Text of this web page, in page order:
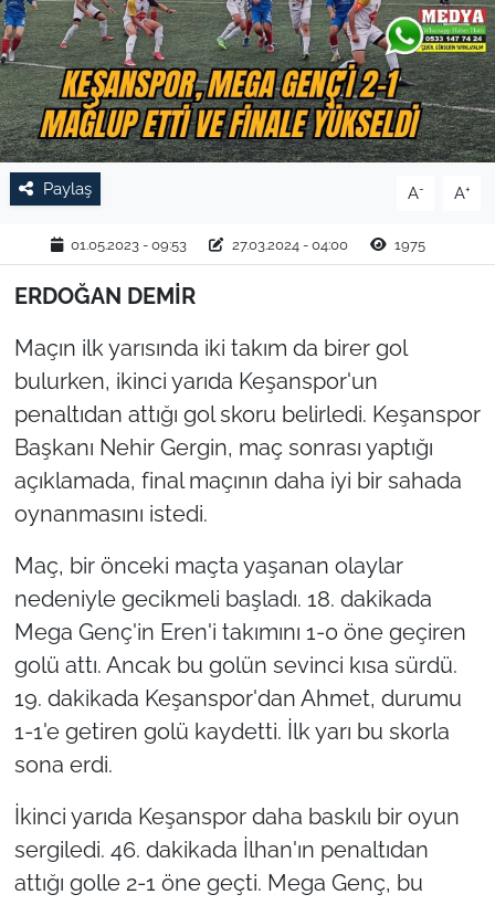
Paylaş A- A+
01.05.2023 - 09:53 27.03.2024 - 04:00 1975
ERDOĞAN DEMİR
Maçın ilk yarısında iki takım da birer gol
bulurken, ikinci yarıda Keşanspor'un
penaltıdan attığı gol skoru belirledi. Keşanspor
Başkanı Nehir Gergin, maç sonrası yaptığı
açıklamada, final maçının daha iyi bir sahada
oynanmasını istedi.
Maç, bir önceki maçta yaşanan olaylar
nedeniyle gecikmeli başladı. 18. dakikada
Mega Genç'in Eren'i takımını 1-0 öne geçiren
golü attı. Ancak bu golün sevinci kısa sürdü.
19. dakikada Keşanspor'dan Ahmet, durumu
1-1'e getiren golü kaydetti. İlk yarı bu skorla
sona erdi.
İkinci yarıda Keşanspor daha baskılı bir oyun
sergiledi. 46. dakikada İlhan'ın penaltıdan
attığı golle 2-1 öne geçti. Mega Genç, bu
KÜLTÜR SANAT
RESMİ İLAN
SPOR
YAŞAM
EDİRNE
TEKİRDAĞ
KIRKLARELİ
ÇANAKKALE
TÜRKİYE
Güvenlik
Genel
Politika
Flaş Haber
Dış Haberler
Magazin